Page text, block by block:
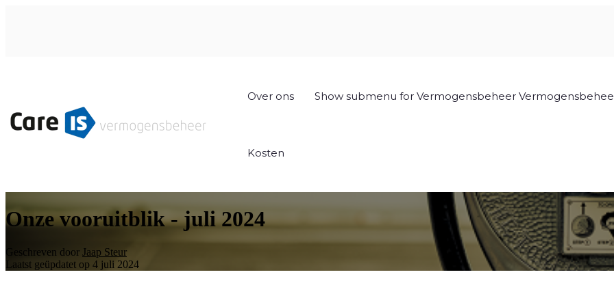
Over ons Show submenu for Vermogensbeheer
Kosten
Onze vooruitblik - juli 2024
Geschreven door Jaap Steur
Laatst geüpdatet op 4 juli 2024